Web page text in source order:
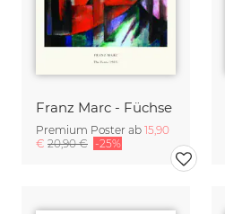
Franz Marc - Füchse
Premium Poster ab 15,90
€ 20,90 € -25%